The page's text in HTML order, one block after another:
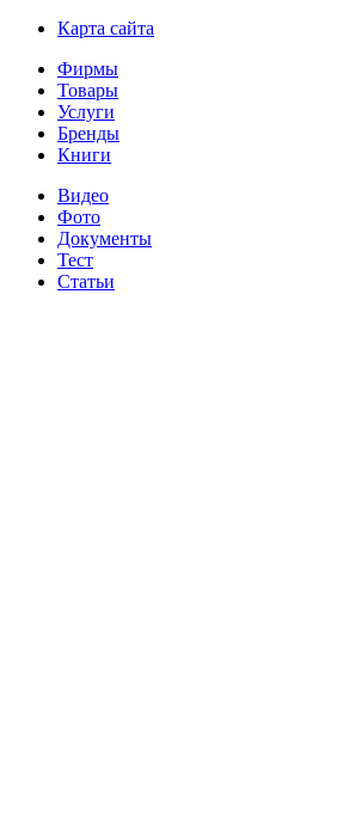
Карта сайта
Фирмы
Товары
Услуги
Бренды
Книги
Видео
Фото
Документы
Тест
Статьи